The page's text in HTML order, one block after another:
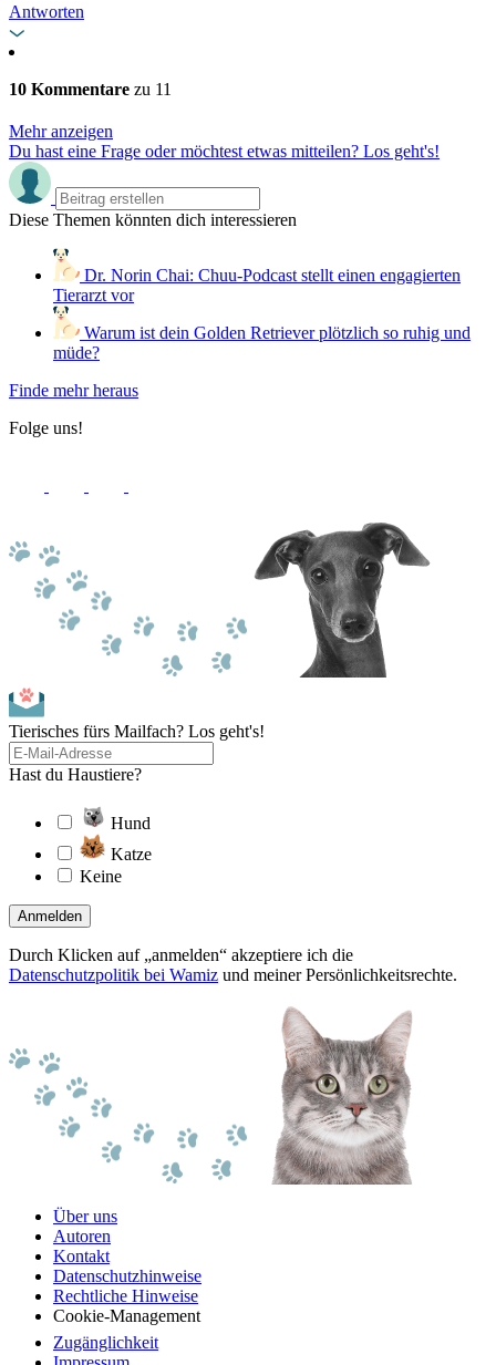
Antworten
10 Kommentare zu 11
Mehr anzeigen
Du hast eine Frage oder möchtest etwas mitteilen? Los geht's!
Diese Themen könnten dich interessieren
Dr. Norin Chai: Chuu-Podcast stellt einen engagierten
Tierarzt vor
Warum ist dein Golden Retriever plötzlich so ruhig und
müde?
Finde mehr heraus
Folge uns!
Tierisches fürs Mailfach? Los geht's!
Hast du Haustiere?
Hund
Katze
Keine
Anmelden
Durch Klicken auf „anmelden“ akzeptiere ich die
Datenschutzpolitik bei Wamiz und meiner Persönlichkeitsrechte.
Über uns
Autoren
Kontakt
Datenschutzhinweise
Rechtliche Hinweise
Cookie-Management
Zugänglichkeit